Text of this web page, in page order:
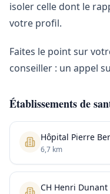
isoler celle dont le
votre profil.
Faites le point sur
conseiller : un appel
Établissements de
Hôpital Pierre
6,7 km
CH Henri